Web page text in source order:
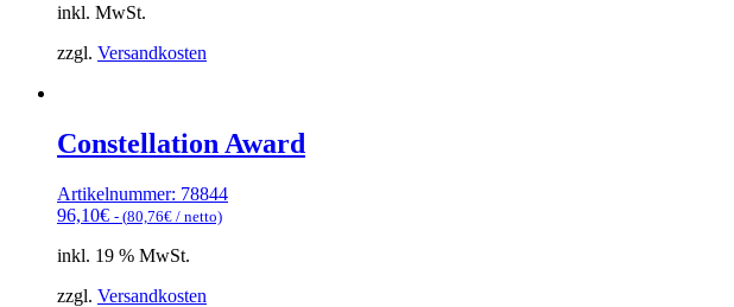
inkl. MwSt.
zzgl. Versandkosten
Constellation Award
Artikelnummer: 78844
96,10€ - (80,76€ / netto)
inkl. 19 % MwSt.
zzgl. Versandkosten